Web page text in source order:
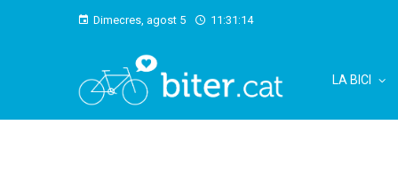
Dimecres, agost 5 11:31:15
LA BICI